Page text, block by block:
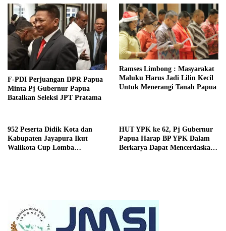
F-PDI Perjuangan DPR Papua
Minta Pj Gubernur Papua
Batalkan Seleksi JPT Pratama
Ramses Limbong : Masyarakat
Maluku Harus Jadi Lilin Kecil
Untuk Menerangi Tanah Papua
952 Peserta Didik Kota dan
Kabupaten Jayapura Ikut
Walikota Cup Lomba
HUT YPK ke 62, Pj Gubernur
Papua Harap BP YPK Dalam
Berkarya Dapat Mencerdaskan